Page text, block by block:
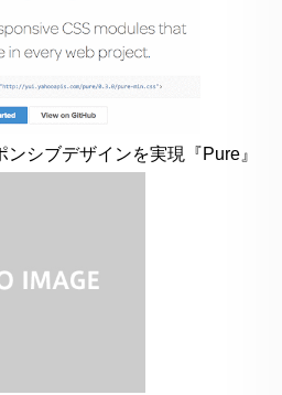
シブデザインを実現『Pure』